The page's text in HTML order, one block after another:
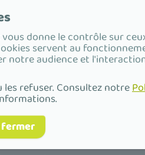
Valorisation des
déchets
donne le contrôle sur
servent au
notre audience et
refuser. Consultez notre